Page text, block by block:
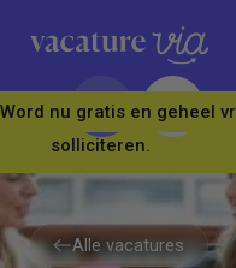
Word nu gratis en geheel
Let op! Deze
solliciteren.
Alle vacatures